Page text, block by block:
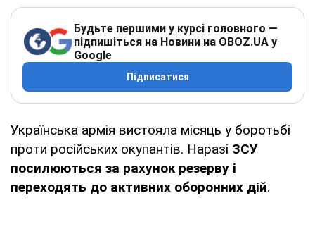
Будьте першими у курсі головного —
підпишіться на Новини на OBOZ.UA у
Google
Підписатися
Українська армія вистояла місяць у боротьбі
проти російських окупантів. Наразі ЗСУ
посилюються за рахунок резерву і
переходять до активних оборонних дій.